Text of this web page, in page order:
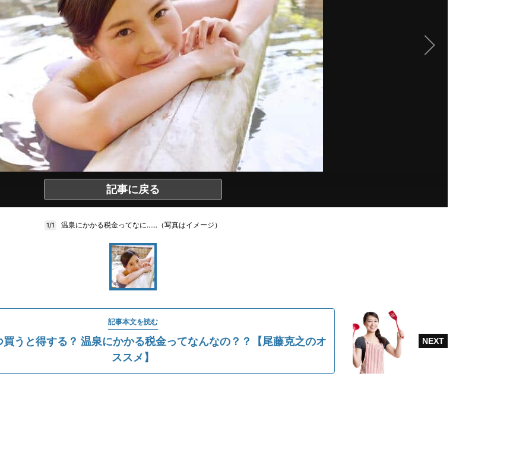
記事に戻る
1/1 温泉にかかる税金ってなに......（写真はイメージ）
記事本文を読む
うと得する？ 温泉にかかる税金ってなんなの？？【尾藤克之のオ
ススメ】